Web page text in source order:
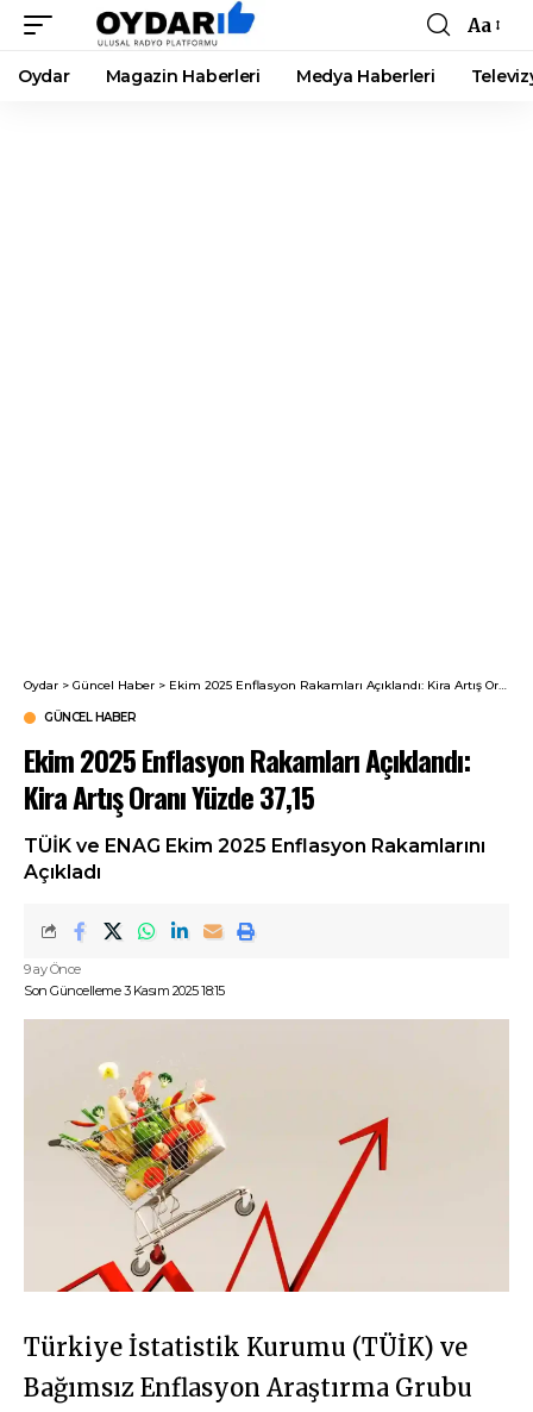
Font
Resizer
Aa
Oydar Magazin Haberleri Medya Haberleri
Oydar > Güncel Haber > Ekim 2025 Enflasyon Rakamları Açıklandı: Kira Artış Oranı Yüzde 37,15
GÜNCEL HABER
Ekim 2025 Enflasyon Rakamları Açıklandı:
Kira Artış Oranı Yüzde 37,15
TÜİK ve ENAG Ekim 2025 Enflasyon Rakamlarını
Açıkladı
Son Güncelleme 3 Kasım 2025 18:15
9 ay Önce
Türkiye İstatistik Kurumu (TÜİK) ve
Bağımsız Enflasyon Araştırma Grubu